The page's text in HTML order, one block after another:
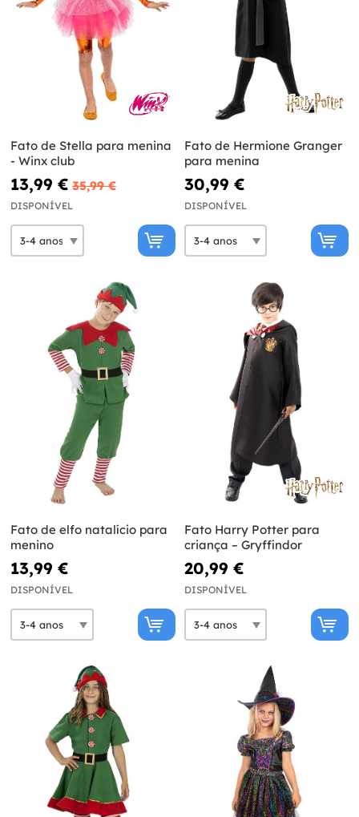
Fato de Stella para menina
- Winx club
13,99 € 35,99 €
DISPONÍVEL
Fato de Hermione Granger
para menina
30,99 €
DISPONÍVEL
Fato de elfo natalício para
menino
13,99 €
DISPONÍVEL
Fato Harry Potter para
criança – Gryffindor
20,99 €
DISPONÍVEL